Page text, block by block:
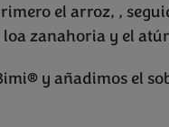
el arroz, ,
loa zanahoria y el
y añadimos el